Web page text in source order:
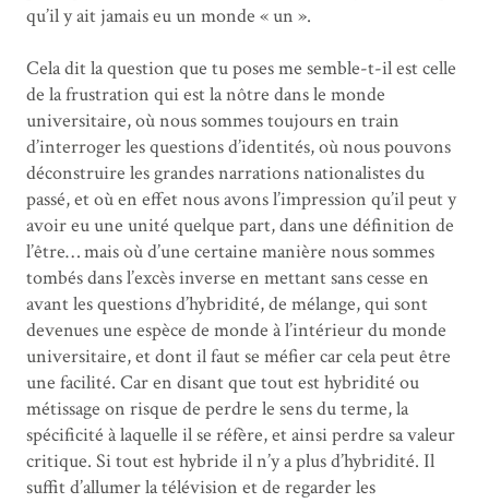
qu’il y ait jamais eu un monde « un ».
Cela dit la question que tu poses me semble-t-il est celle
de la frustration qui est la nôtre dans le monde
universitaire, où nous sommes toujours en train
d’interroger les questions d’identités, où nous pouvons
déconstruire les grandes narrations nationalistes du
passé, et où en effet nous avons l’impression qu’il peut y
avoir eu une unité quelque part, dans une définition de
l’être… mais où d’une certaine manière nous sommes
tombés dans l’excès inverse en mettant sans cesse en
avant les questions d’hybridité, de mélange, qui sont
devenues une espèce de monde à l’intérieur du monde
universitaire, et dont il faut se méfier car cela peut être
une facilité. Car en disant que tout est hybridité ou
métissage on risque de perdre le sens du terme, la
spécificité à laquelle il se réfère, et ainsi perdre sa valeur
critique. Si tout est hybride il n’y a plus d’hybridité. Il
suffit d’allumer la télévision et de regarder les